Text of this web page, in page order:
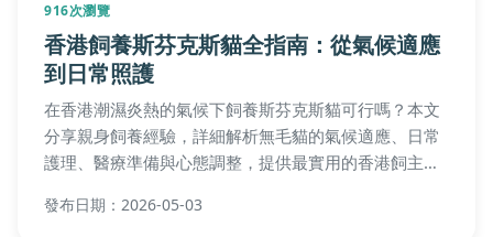
916次瀏覽
香港飼養斯芬克斯貓全指南：從氣候適應
到日常照護
在香港潮濕炎熱的氣候下飼養斯芬克斯貓可行嗎？本文
分享親身飼養經驗，詳細解析無毛貓的氣候適應、日常
護理、醫療準備與心態調整，提供最實用的香港飼主指
發布日期：2026-05-03